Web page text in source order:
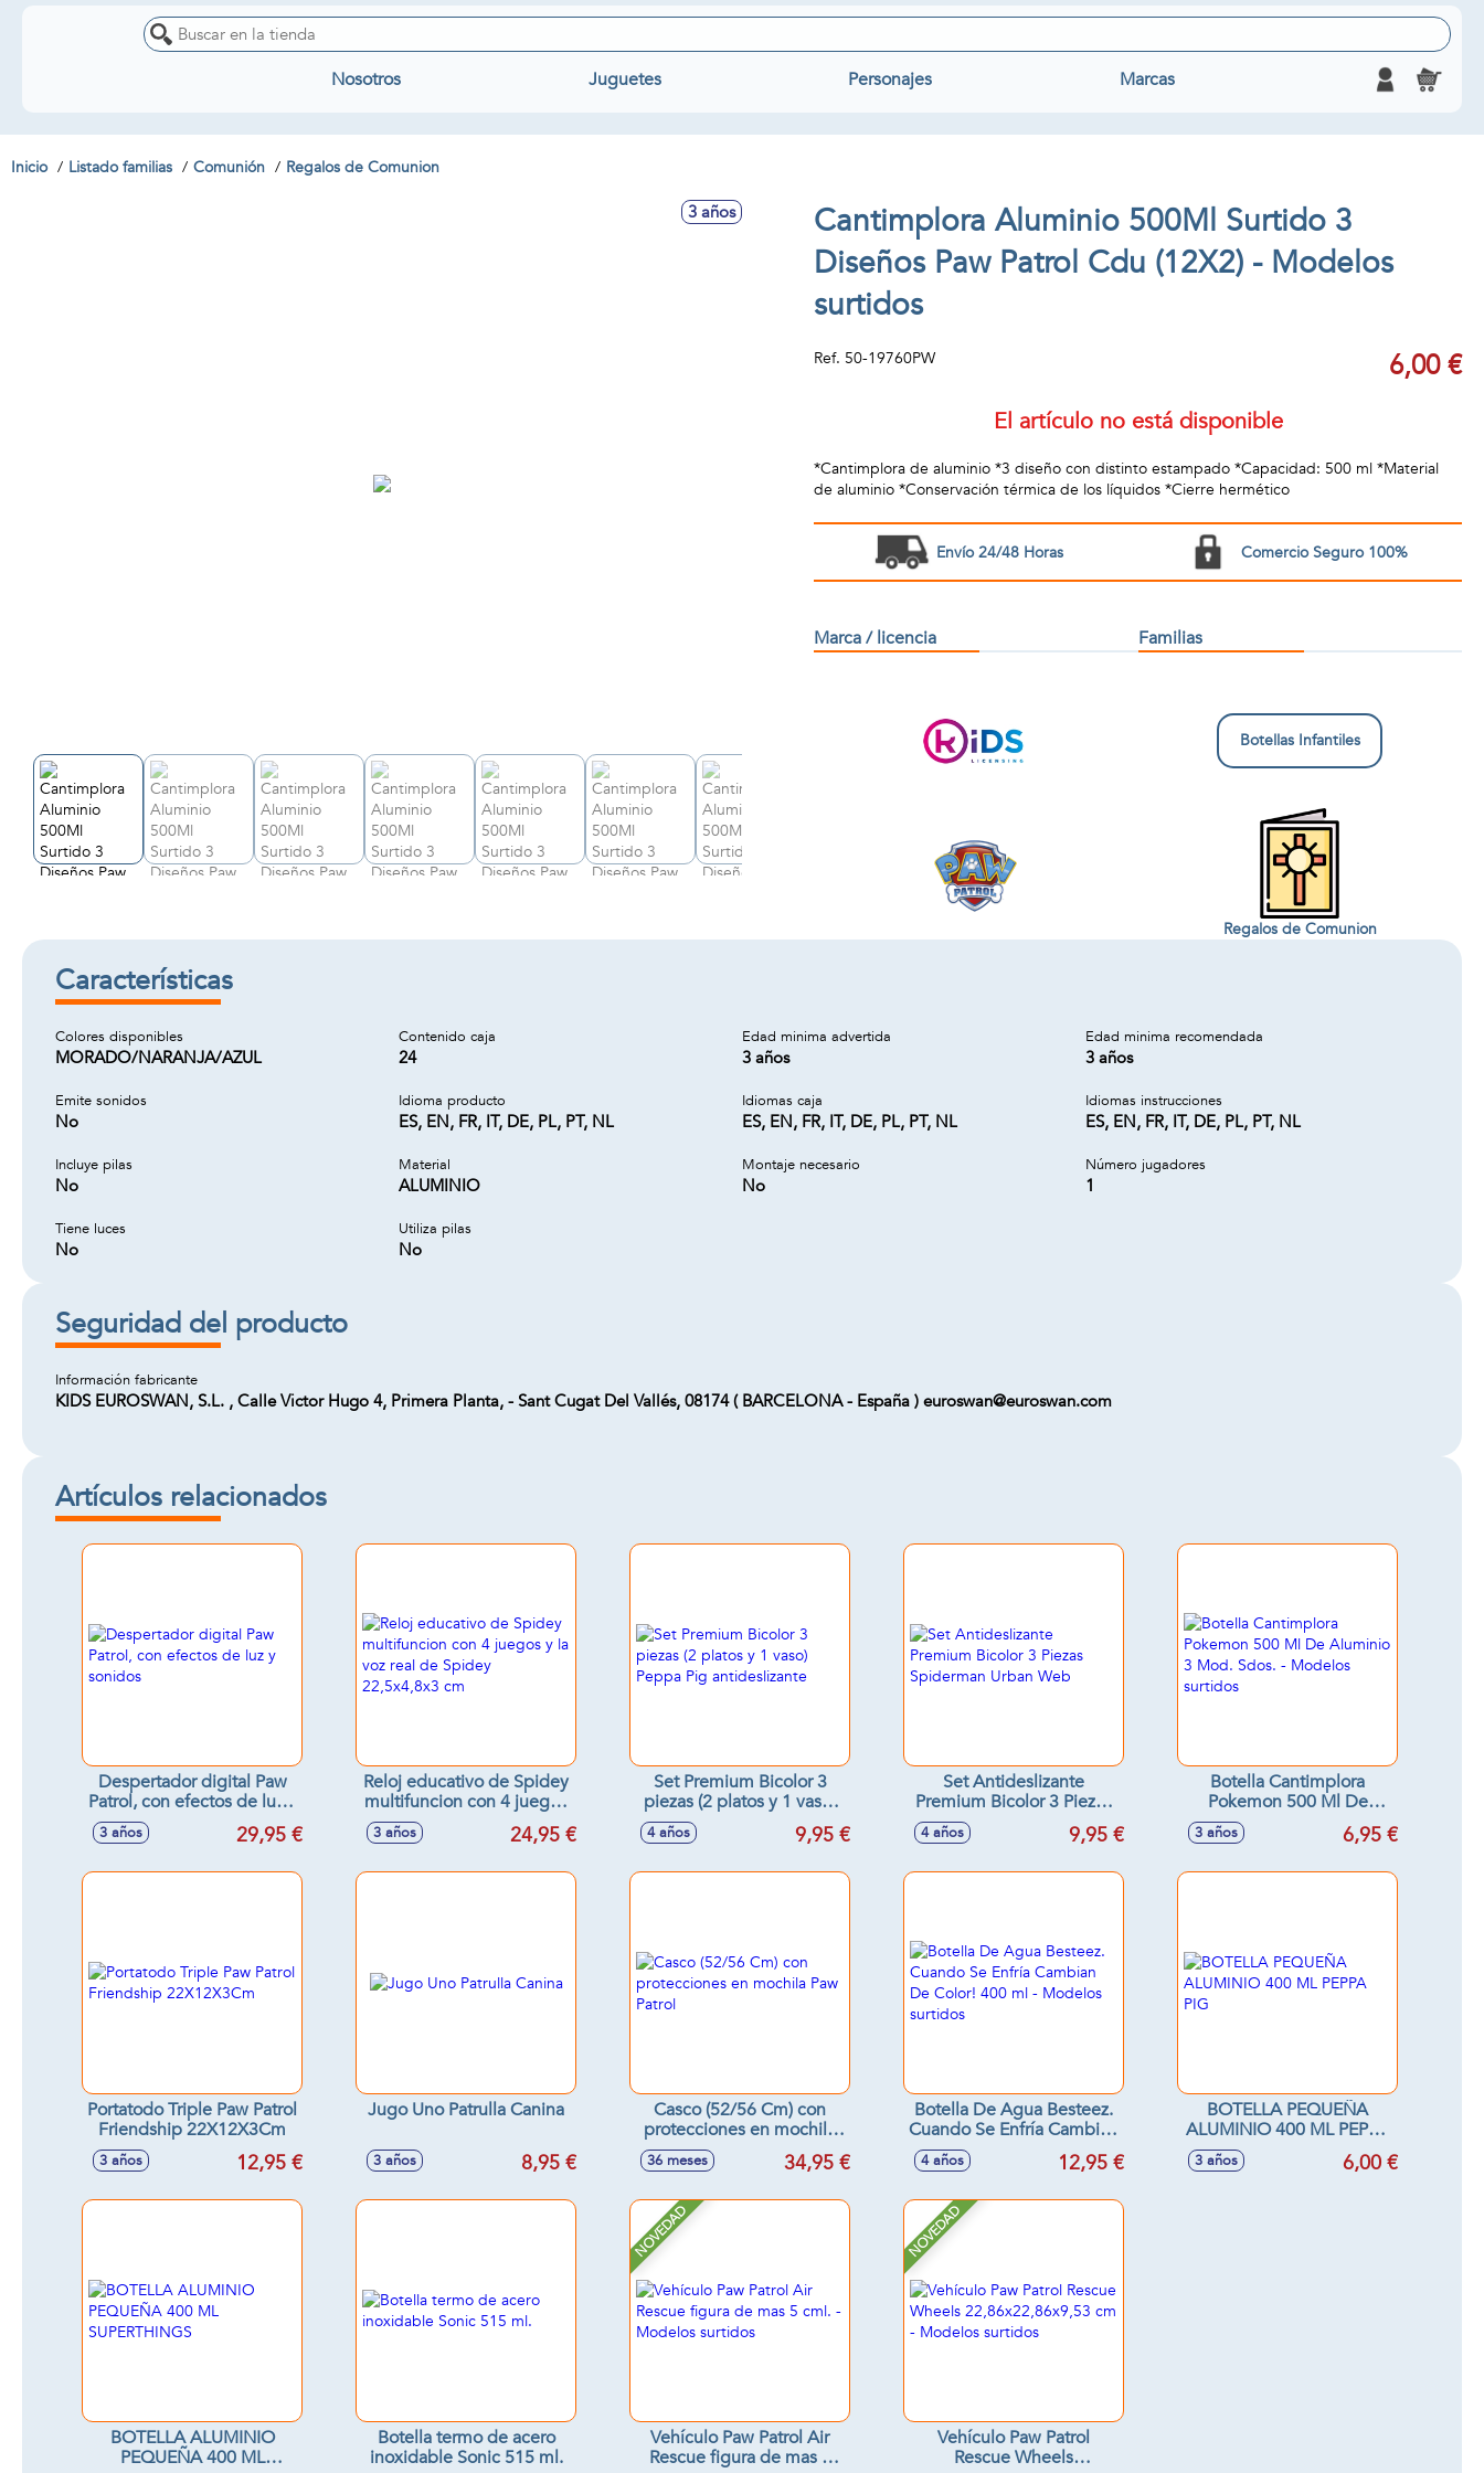
Nosotros Juguetes Personajes Marcas
Inicio Listado familias Comunión Regalos de Comunion
3 años
Cantimplora Aluminio 500Ml Surtido 3
Diseños Paw Patrol Cdu (12X2) - Modelos
surtidos
Ref. 50-19760PW 6,00 €
El artículo no está disponible
*Cantimplora de aluminio *3 diseño con distinto estampado *Capacidad: 500 ml *Material
de aluminio *Conservación térmica de los líquidos *Cierre hermético
Envío 24/48 Horas Comercio Seguro 100%
Marca / licencia Familias
Botellas Infantiles
Regalos de Comunion
Características
Colores disponibles
MORADO/NARANJA/AZUL
Contenido caja
24
Edad minima advertida
3 años
Edad minima recomendada
3 años
Emite sonidos
No
Idioma producto
ES, EN, FR, IT, DE, PL, PT, NL
Idiomas caja
ES, EN, FR, IT, DE, PL, PT, NL
Idiomas instrucciones
ES, EN, FR, IT, DE, PL, PT, NL
Incluye pilas
No
Material
ALUMINIO
Montaje necesario
No
Número jugadores
1
Tiene luces
No
Utiliza pilas
No
Seguridad del producto
Información fabricante
KIDS EUROSWAN, S.L. , Calle Victor Hugo 4, Primera Planta, - Sant Cugat Del Vallés, 08174 ( BARCELONA - España ) euroswan@euroswan.com
Artículos relacionados
Despertador digital Paw
Patrol, con efectos de luz y
3 años 29,95 €
Reloj educativo de Spidey
multifuncion con 4 juegos
y la voz real de Spidey
22,5x4,8x3 cm
3 años 24,95 €
Set Premium Bicolor 3
piezas (2 platos y 1 vaso)
Peppa Pig antideslizante
4 años 9,95 €
Set Antideslizante
Premium Bicolor 3 Piezas
Spiderman Urban Web
4 años 9,95 €
Botella Cantimplora
Pokemon 500 Ml De
Aluminio 3 Mod. Sdos. -
Modelos surtidos
3 años 6,95 €
Portatodo Triple Paw Patrol
Friendship 22X12X3Cm
3 años 12,95 €
Jugo Uno Patrulla Canina
3 años 8,95 €
Casco (52/56 Cm) con
protecciones en mochila
Paw Patrol
36 meses 34,95 €
Botella De Agua Besteez.
Cuando Se Enfría Cambian
De Color! 400 ml -
Modelos surtidos
4 años 12,95 €
BOTELLA PEQUEÑA
ALUMINIO 400 ML PEPPA
3 años 6,00 €
BOTELLA ALUMINIO
PEQUEÑA 400 ML
Botella termo de acero
inoxidable Sonic 515 ml.
NOVEDAD
Vehículo Paw Patrol Air
Rescue figura de mas 5
NOVEDAD
Vehículo Paw Patrol
Rescue Wheels